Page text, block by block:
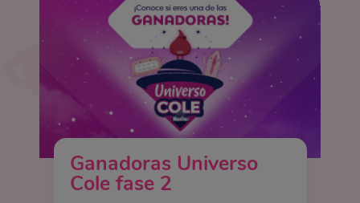
Ganadoras Universo
Cole fase 2